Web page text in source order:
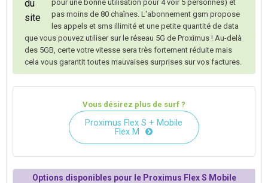
pour une bonne utilisation pour 4 voir 5 personnes) et
pas moins de 80 chaînes. L'abonnement gsm propose
les appels et sms illimité et une petite quantité de data
que vous pouvez utiliser sur le réseau 5G de Proximus ! Au-delà
des 5GB, certe votre vitesse sera très fortement réduite mais
cela vous garantit toutes mauvaises surprises sur vos factures.
Vous désirez plus de surf ?
Proximus Flex S + Mobile
Flex M
Options disponibles pour le Proximus Flex S Mobile